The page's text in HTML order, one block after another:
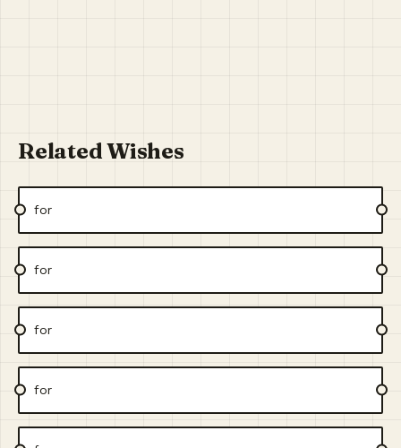
Related Wishes
for
for
for
for